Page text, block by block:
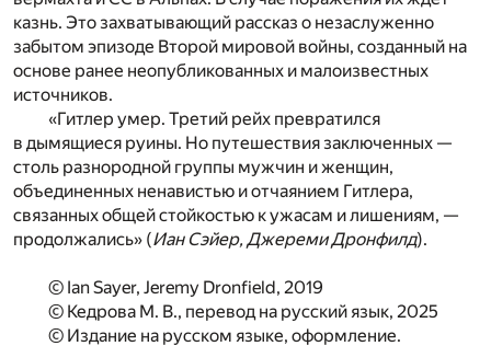
казнь. Это захватывающий рассказ о незаслуженно
забытом эпизоде Второй мировой войны, созданный на
основе ранее неопубликованных и малоизвестных
источников.
«Гитлер умер. Третий рейх превратился
в дымящиеся руины. Но путешествия заключенных —
столь разнородной группы мужчин и женщин,
объединенных ненавистью и отчаянием Гитлера,
связанных общей стойкостью к ужасам и лишениям, —
продолжались» (Иан Сэйер, Джереми Дронфилд).
© Ian Sayer, Jeremy Dronfield, 2019
© Кедрова М. В., перевод на русский язык, 2025
© Издание на русском языке, оформление.